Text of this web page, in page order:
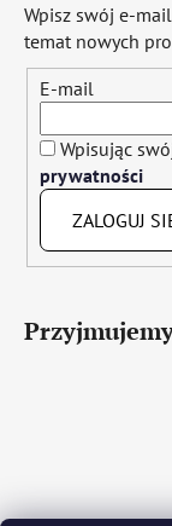
Wpisz swój e-
temat nowych
E-mail
Wpisując
prywatności
ZALOGUJ